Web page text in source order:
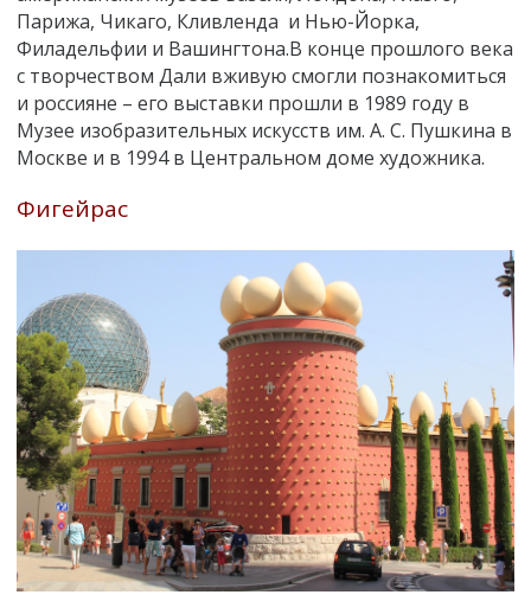
Парижа, Чикаго, Кливленда и Нью-Йорка,
Филадельфии и Вашингтона.В конце прошлого века
с творчеством Дали вживую смогли познакомиться
и россияне – его выставки прошли в 1989 году в
Музее изобразительных искусств им. А. С. Пушкина в
Москве и в 1994 в Центральном доме художника.
Фигейрас